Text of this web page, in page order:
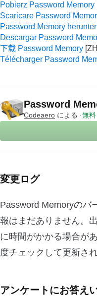
Pobierz Password Memory
Scaricare Password
Password Memory
Descargar Password
下载 Password Memory
Télécharger Password
Password
Codeaero による 無料
変更ログ
Password Memoryのバ
報はまだありません。
に時間がかかる場合が
度チェックして更新さ
アンケートにお答え